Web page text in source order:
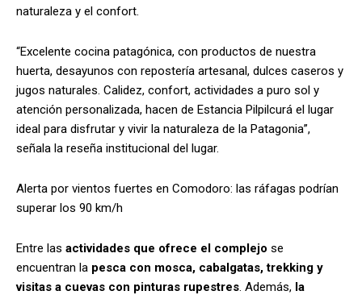
naturaleza y el confort.
“Excelente cocina patagónica, con productos de nuestra
huerta, desayunos con repostería artesanal, dulces caseros y
jugos naturales. Calidez, confort, actividades a puro sol y
atención personalizada, hacen de Estancia Pilpilcurá el lugar
ideal para disfrutar y vivir la naturaleza de la Patagonia”,
señala la reseña institucional del lugar.
Alerta por vientos fuertes en Comodoro: las ráfagas podrían
superar los 90 km/h
Entre las actividades que ofrece el complejo se
encuentran la pesca con mosca, cabalgatas, trekking y
visitas a cuevas con pinturas rupestres. Además, la